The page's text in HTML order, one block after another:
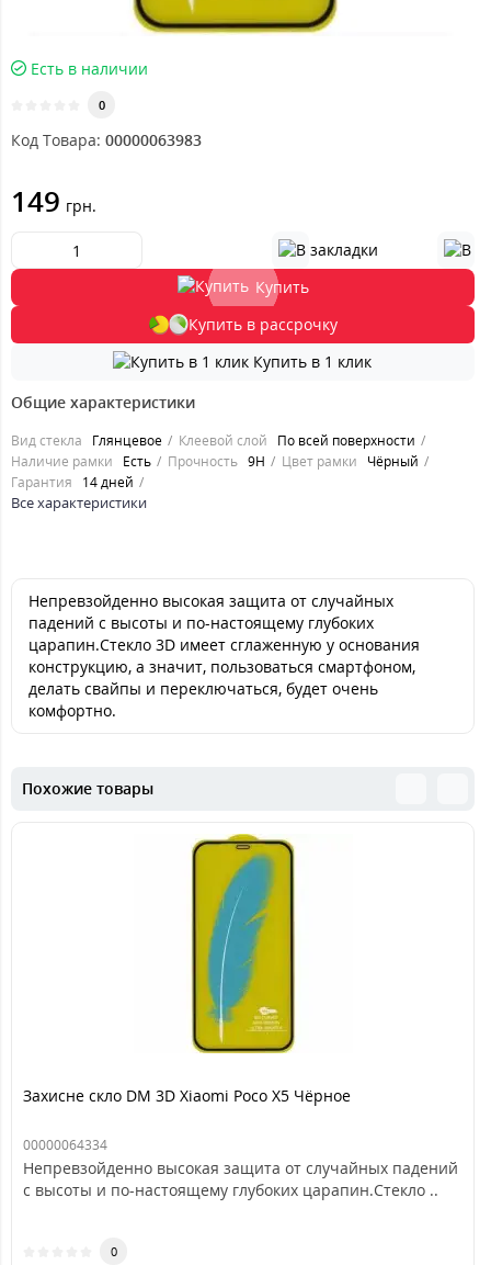
Есть в наличии
0
Код Товара: 00000063983
149 грн.
Купить
Купить в рассрочку
Купить в 1 клик
Общие характеристики
Вид стекла Глянцевое Клеевой слой
По всей поверхности
Наличие рамки
Есть Прочность 9H Цвет рамки
Чёрный
Гарантия
14 дней
Все характеристики
Непревзойденно высокая защита от случайных
падений с высоты и по-настоящему глубоких
царапин.Стекло 3D имеет сглаженную у основания
конструкцию, а значит, пользоваться смартфоном,
делать свайпы и переключаться, будет очень
комфортно.
Похожие товары
Захисне скло DM 3D Xiaomi Poco X5 Чёрное
00000064334
Непревзойденно высокая защита от случайных падений
с высоты и по-настоящему глубоких царапин.Стекло ..
0